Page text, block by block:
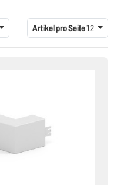
Artikel pro Seite12